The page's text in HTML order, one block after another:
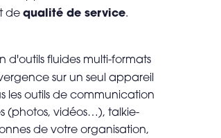
de qualité de service.
d'outils fluides multi-formats
sur un seul appareil
les outils de communication
(photos, vidéos…), talkie-
de votre organisation,